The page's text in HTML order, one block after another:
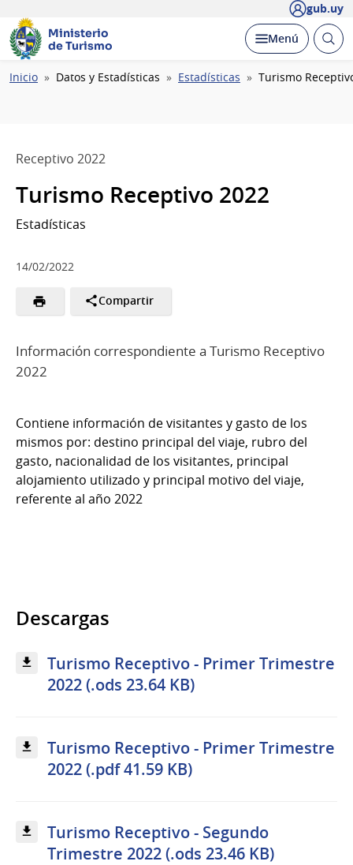
gub.uy
Ministerio
de Turismo
Desplegar
Menú Abrir
Ruta
Inicio Datos y Estadísticas Estadísticas Turismo
Receptivo 2022
Turismo Receptivo 2022
Estadísticas
14/02/2022
Compartir
Información correspondiente a Turismo Receptivo
2022
Contiene información de visitantes y gasto de los
mismos por: destino principal del viaje, rubro del
gasto, nacionalidad de los visitantes, principal
alojamiento utilizado y principal motivo del viaje,
referente al año 2022
Descargas
Turismo Receptivo - Primer Trimestre
2022 (.ods 23.64 KB)
Turismo Receptivo - Primer Trimestre
2022 (.pdf 41.59 KB)
Turismo Receptivo - Segundo
Trimestre 2022 (.ods 23.46 KB)